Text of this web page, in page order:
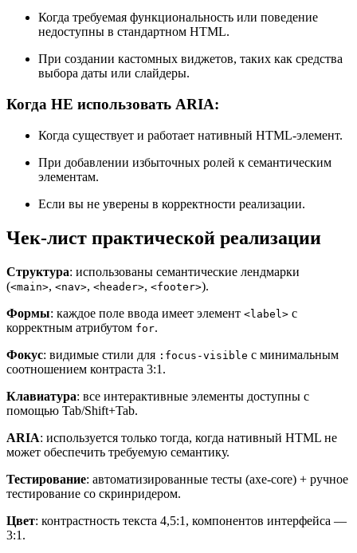
Когда требуемая функциональность или поведение
недоступны в стандартном HTML.
При создании кастомных виджетов, таких как средства
выбора даты или слайдеры.
Когда НЕ использовать ARIA:
Когда существует и работает нативный HTML-элемент.
При добавлении избыточных ролей к семантическим
элементам.
Если вы не уверены в корректности реализации.
Чек-лист практической реализации
Структура: использованы семантические лендмарки
(<main>, <nav>, <header>, <footer>).
Формы: каждое поле ввода имеет элемент <label> с
корректным атрибутом for.
Фокус: видимые стили для :focus-visible с минимальным
соотношением контраста 3:1.
Клавиатура: все интерактивные элементы доступны с
помощью Tab/Shift+Tab.
ARIA: используется только тогда, когда нативный HTML не
может обеспечить требуемую семантику.
Тестирование: автоматизированные тесты (axe-core) + ручное
тестирование со скринридером.
Цвет: контрастность текста 4,5:1, компонентов интерфейса —
3:1.